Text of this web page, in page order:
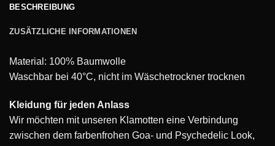
BESCHREIBUNG
ZUSÄTZLICHE INFORMATIONEN
Material: 100% Baumwolle
Waschbar bei 40°C, nicht im Wäschetrockner trocknen
Kleidung für jeden Anlass
Wir möchten mit unseren Klamotten eine Verbindung
zwischen dem farbenfrohen Goa- und Psychedelic Look,